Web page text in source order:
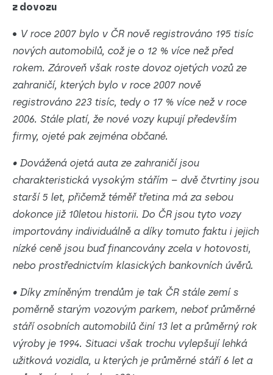
z dovozu
• V roce 2007 bylo v ČR nově registrováno 195 tisíc
nových automobilů, což je o 12 % více než před
rokem. Zároveň však roste dovoz ojetých vozů ze
zahraničí, kterých bylo v roce 2007 nově
registrováno 223 tisíc, tedy o 17 % více než v roce
2006. Stále platí, že nové vozy kupují především
firmy, ojeté pak zejména občané.
• Dovážená ojetá auta ze zahraničí jsou
charakteristická vysokým stářím – dvě čtvrtiny jsou
starší 5 let, přičemž téměř třetina má za sebou
dokonce již 10letou historii. Do ČR jsou tyto vozy
importovány individuálně a díky tomuto faktu i jejich
nízké ceně jsou buď financovány zcela v hotovosti,
nebo prostřednictvím klasických bankovních úvěrů.
• Díky zmíněným trendům je tak ČR stále zemí s
poměrně starým vozovým parkem, neboť průměrné
stáří osobních automobilů činí 13 let a průměrný rok
výroby je 1994. Situaci však trochu vylepšují lehká
užitková vozidla, u kterých je průměrné stáří 6 let a